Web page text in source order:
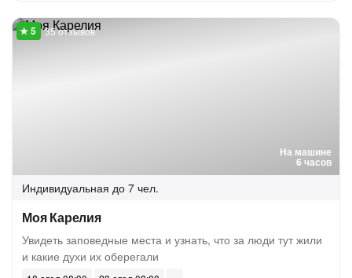
На машине
6 часов
35 отзывов
Индивидуальная до 7 чел.
Моя Карелия
Увидеть заповедные места и узнать, что за люди тут жили
и какие духи их оберегали